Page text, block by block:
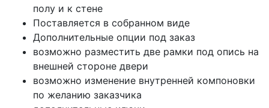
полу и к стене
Поставляется в собранном виде
Дополнительные опции под заказ
возможно разместить две рамки под опись на
внешней стороне двери
возможно изменение внутренней компоновки
по желанию заказчика